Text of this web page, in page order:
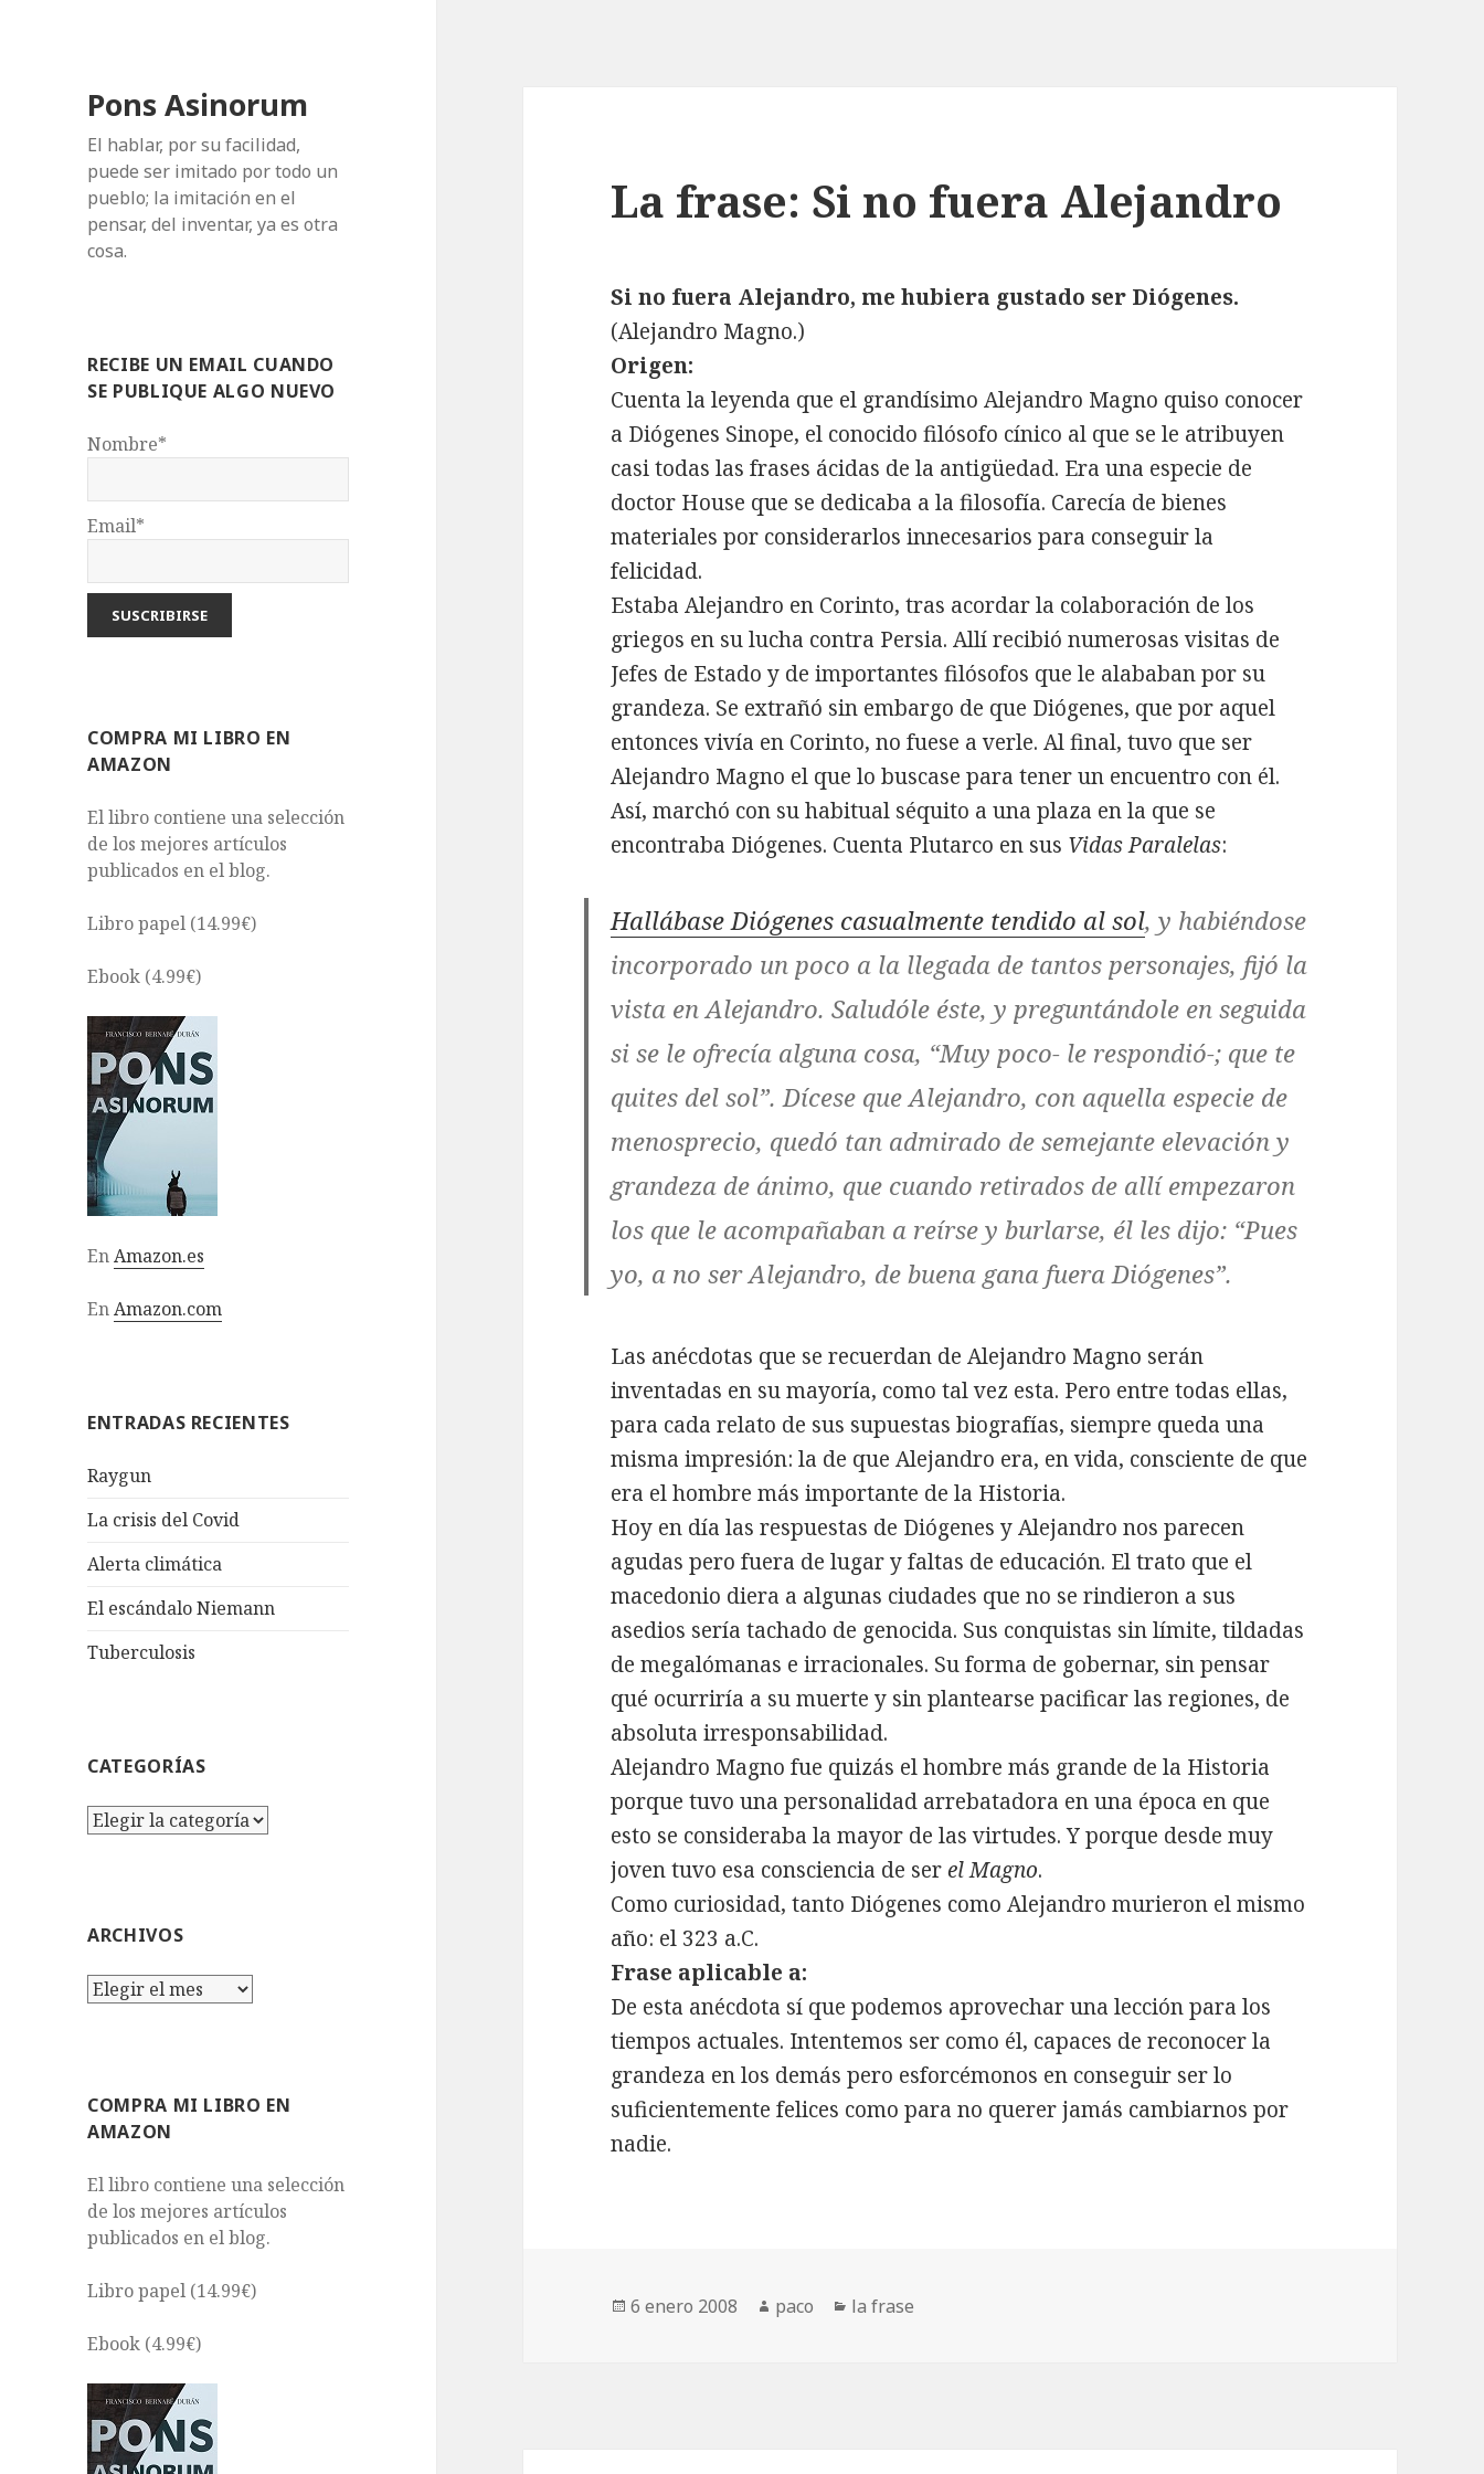
Pons Asinorum
El hablar, por su facilidad,
puede ser imitado por todo un
pueblo; la imitación en el
pensar, del inventar, ya es otra
cosa.
RECIBE UN EMAIL CUANDO
SE PUBLIQUE ALGO NUEVO
Nombre*
Email*
COMPRA MI LIBRO EN
AMAZON
El libro contiene una selección
de los mejores artículos
publicados en el blog.
Libro papel (14.99€)
Ebook (4.99€)
EnAmazon.es
EnAmazon.com
ENTRADAS RECIENTES
Raygun
La crisis del Covid
Alerta climática
El escándalo Niemann
Tuberculosis
CATEGORÍAS
Categorías
ARCHIVOS
Archivos
COMPRA MI LIBRO EN
AMAZON
El libro contiene una selección
de los mejores artículos
publicados en el blog.
Libro papel (14.99€)
Ebook (4.99€)
La frase: Si no fuera Alejandro
Si no fuera Alejandro, me hubiera gustado ser Diógenes.
(Alejandro Magno.)
Origen:
Cuenta la leyenda que el grandísimo Alejandro Magno quiso conocer
a Diógenes Sinope, el conocido filósofo cínico al que se le atribuyen
casi todas las frases ácidas de la antigüedad. Era una especie de
doctor House que se dedicaba a la filosofía. Carecía de bienes
materiales por considerarlos innecesarios para conseguir la
felicidad.
Estaba Alejandro en Corinto, tras acordar la colaboración de los
griegos en su lucha contra Persia. Allí recibió numerosas visitas de
Jefes de Estado y de importantes filósofos que le alababan por su
grandeza. Se extrañó sin embargo de que Diógenes, que por aquel
entonces vivía en Corinto, no fuese a verle. Al final, tuvo que ser
Alejandro Magno el que lo buscase para tener un encuentro con él.
Así, marchó con su habitual séquito a una plaza en la que se
encontraba Diógenes. Cuenta Plutarco en sus Vidas Paralelas:
Hallábase Diógenes casualmente tendido al sol, y habiéndose
incorporado un poco a la llegada de tantos personajes, fijó la
vista en Alejandro. Saludóle éste, y preguntándole en seguida
si se le ofrecía alguna cosa, “Muy poco- le respondió-; que te
quites del sol”. Dícese que Alejandro, con aquella especie de
menosprecio, quedó tan admirado de semejante elevación y
grandeza de ánimo, que cuando retirados de allí empezaron
los que le acompañaban a reírse y burlarse, él les dijo: “Pues
yo, a no ser Alejandro, de buena gana fuera Diógenes”.
Las anécdotas que se recuerdan de Alejandro Magno serán
inventadas en su mayoría, como tal vez esta. Pero entre todas ellas,
para cada relato de sus supuestas biografías, siempre queda una
misma impresión: la de que Alejandro era, en vida, consciente de que
era el hombre más importante de la Historia.
Hoy en día las respuestas de Diógenes y Alejandro nos parecen
agudas pero fuera de lugar y faltas de educación. El trato que el
macedonio diera a algunas ciudades que no se rindieron a sus
asedios sería tachado de genocida. Sus conquistas sin límite, tildadas
de megalómanas e irracionales. Su forma de gobernar, sin pensar
qué ocurriría a su muerte y sin plantearse pacificar las regiones, de
absoluta irresponsabilidad.
Alejandro Magno fue quizás el hombre más grande de la Historia
porque tuvo una personalidad arrebatadora en una época en que
esto se consideraba la mayor de las virtudes. Y porque desde muy
joven tuvo esa consciencia de serel Magno.
Como curiosidad, tanto Diógenes como Alejandro murieron el mismo
año: el 323 a.C.
Frase aplicable a:
De esta anécdota sí que podemos aprovechar una lección para los
tiempos actuales. Intentemos ser como él, capaces de reconocer la
grandeza en los demás pero esforcémonos en conseguir ser lo
suficientemente felices como para no querer jamás cambiarnos por
nadie.
Publicado
6 enero 2008 Autor
paco Categorías
la frase